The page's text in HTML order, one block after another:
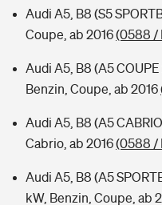
Audi A5, B8 (S5
Coupe, ab 2016(0588 /
Audi A5, B8 (A5 COUPE
Benzin, Coupe, ab 2016
Audi A5, B8 (A5
Cabrio, ab 2016(0588 /
Audi A5, B8 (A5
kW, Benzin, Coupe, ab